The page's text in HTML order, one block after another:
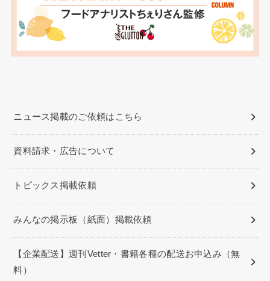
ニュース掲載のご依頼はこちら
資料請求・広告について
トピックス掲載依頼
みんなの掲示板（紙面）掲載依頼
【企業配送】週刊Vetter・書籍各種の配送お申込み（無
料）